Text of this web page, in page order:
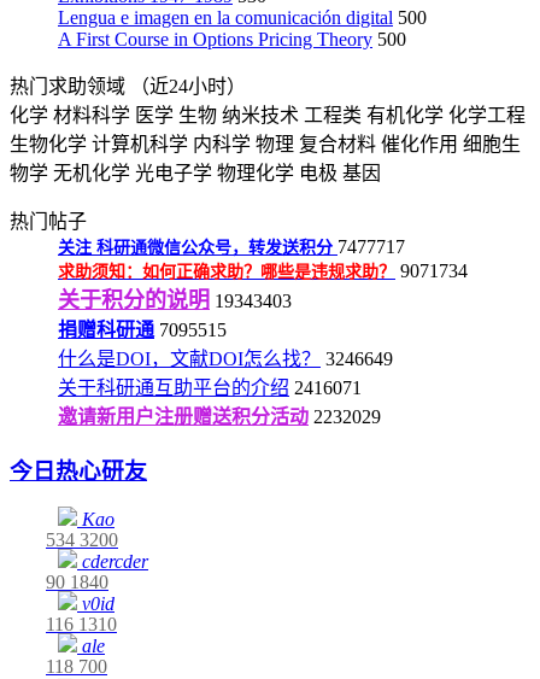
Lengua e imagen en la comunicación digital 500
A First Course in Options Pricing Theory 500
热门求助领域
（近24小时）
化学 材料科学 医学 生物 纳米技术 工程类 有机化学 化学工程
生物化学 计算机科学 内科学 物理 复合材料 催化作用 细胞生
物学 无机化学 光电子学 物理化学 电极 基因
热门帖子
关注 科研通微信公众号，转发送积分 7477717
求助须知：如何正确求助？哪些是违规求助？ 9071734
关于积分的说明 19343403
捐赠科研通 7095515
什么是DOI，文献DOI怎么找？
3246649
关于科研通互助平台的介绍 2416071
邀请新用户注册赠送积分活动 2232029
今日热心研友
Kao
534 3200
cdercder
90 1840
v0id
116 1310
ale
118 700